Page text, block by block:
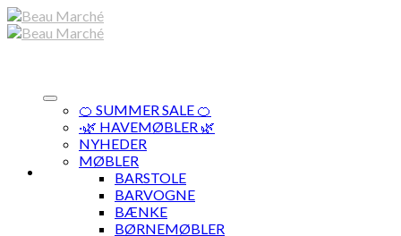
Skip
to
🍊 SUMMER SALE 🍊
·🌿 HAVEMØBLER 🌿
NYHEDER
MØBLER
BARSTOLE
BARVOGNE
BÆNKE
BØRNEMØBLER